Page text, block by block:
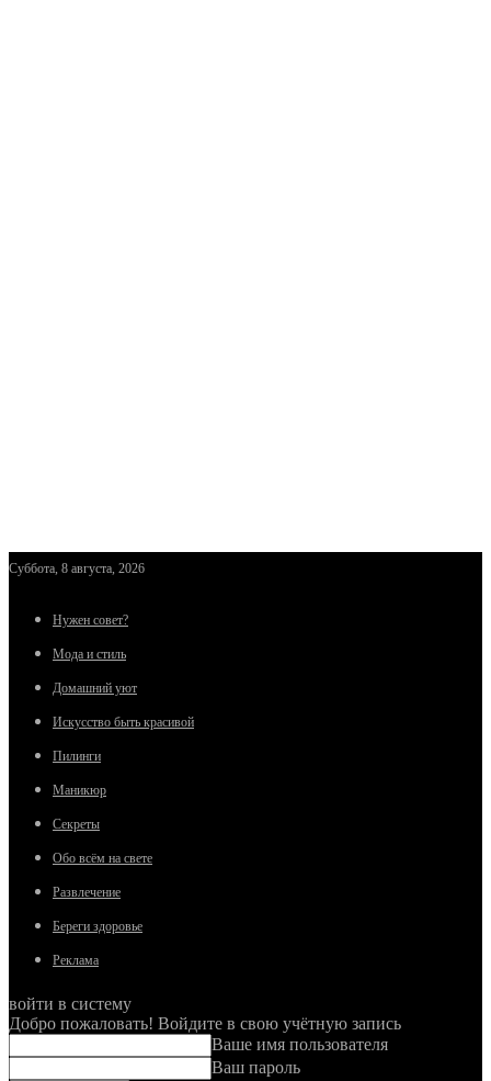
Суббота, 8 августа, 2026
Нужен совет?
Мода и стиль
Домашний уют
Искусство быть красивой
Пилинги
Маникюр
Секреты
Обо всём на свете
Развлечение
Береги здоровье
Реклама
войти в систему
Добро пожаловать! Войдите в свою учётную запись
Ваше имя пользователя
Ваш пароль